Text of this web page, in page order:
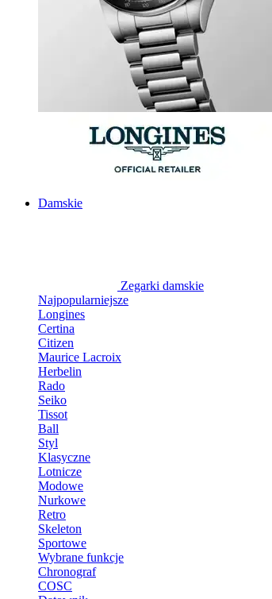
Damskie
Zegarki damskie
Najpopularniejsze
Longines
Certina
Citizen
Maurice Lacroix
Herbelin
Rado
Seiko
Tissot
Ball
Styl
Klasyczne
Lotnicze
Modowe
Nurkowe
Retro
Skeleton
Sportowe
Wybrane funkcje
Chronograf
COSC